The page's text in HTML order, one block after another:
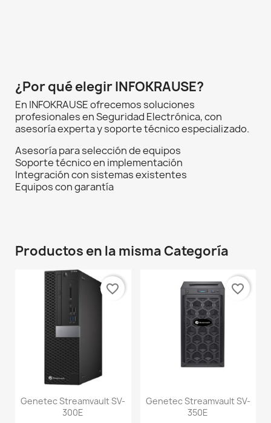
¿Por qué elegir INFOKRAUSE?
En INFOKRAUSE ofrecemos soluciones
profesionales en Seguridad Electrónica, con
asesoría experta y soporte técnico especializado.
Asesoría para selección de equipos
Soporte técnico en implementación
Integración con sistemas existentes
Equipos con garantía
Productos en la misma Categoría
Genetec Streamvault SV-
300E
favorite_border
Genetec Streamvault SV-
350E
favorite_border